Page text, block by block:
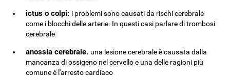
ictus o colpi: i problemi sono causati da rischi cerebrale
come i blocchi delle arterie. In questi casi parlare di trombosi
cerebrale
anossia cerebrale. una lesione cerebrale è causata dalla
mancanza di ossigeno nel cervello e una delle ragioni più
comune è l'arresto cardiaco